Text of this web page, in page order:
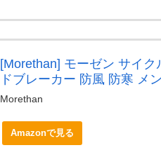
[Morethan] モーゼン サイ
ドブレーカー 防風 防寒 メ
Morethan
Amazonで見る